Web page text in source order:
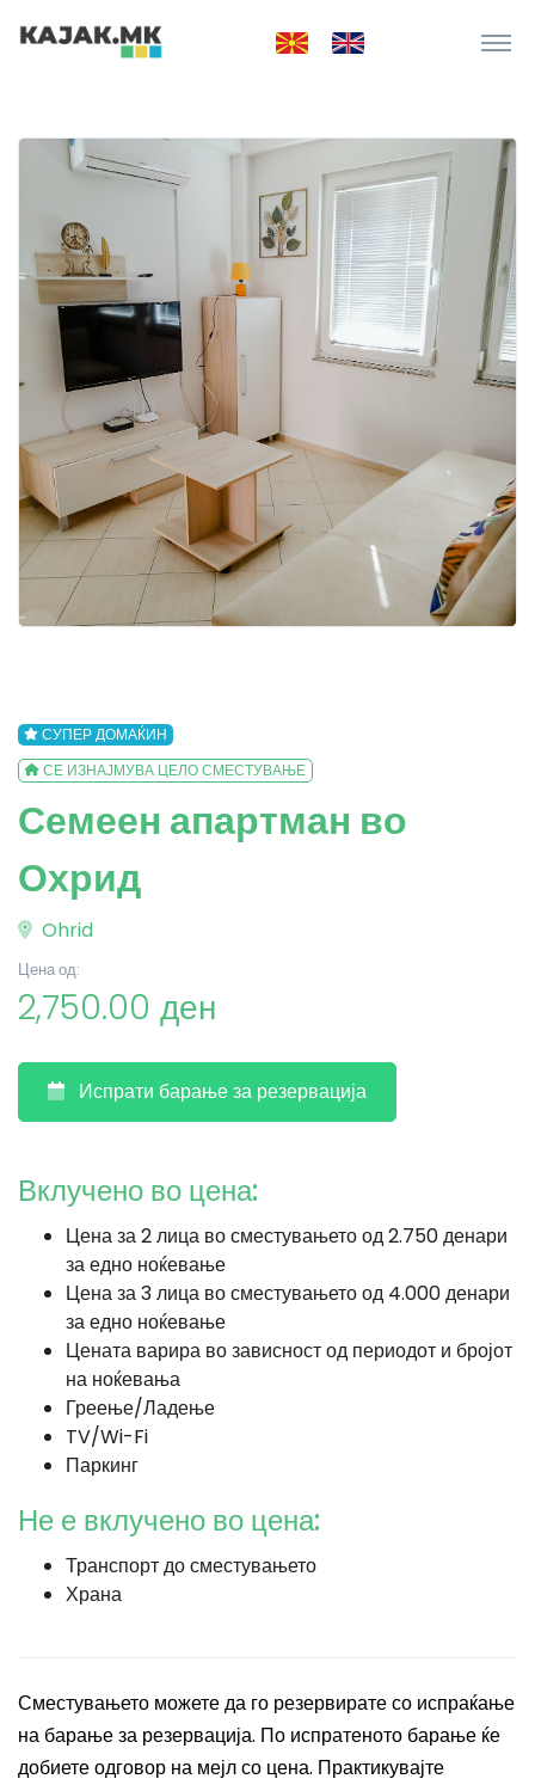
СУПЕР ДОМАЌИН
СЕ ИЗНАЈМУВА ЦЕЛО СМЕСТУВАЊЕ
Семеен апартман во
Охрид
Ohrid
Цена од:
2,750.00 ден
Испрати барање за резервација
Вклучено во цена:
Цена за 2 лица во сместувањето од 2.750 денари
за едно ноќевање
Цена за 3 лица во сместувањето од 4.000 денари
за едно ноќевање
Цената варира во зависност од периодот и бројот
на ноќевања
Греење/Ладење
TV/Wi-Fi
Паркинг
Не е вклучено во цена:
Транспорт до сместувањето
Храна
Сместувањето можете да го резервирате со испраќање
на барање за резервација. По испратеното барање ќе
добиете одговор на мејл со цена. Практикувајте